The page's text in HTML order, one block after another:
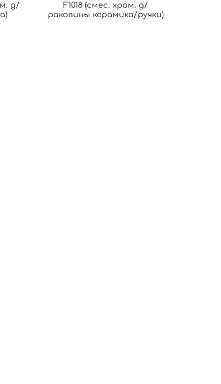
д/
F1018 (смес. хром. д/
раковины керамика/ручки)